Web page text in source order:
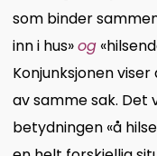
som binder
inn i hus»og
Konjunksjonen
av samme sak. Det
betydningen «å